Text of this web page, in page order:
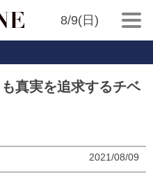
8/9(日)
真実を追求するチベ
2021/08/09